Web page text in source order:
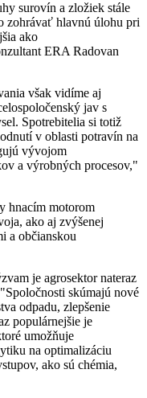
surovín a zložiek stále
zohrávať hlavnú úlohu pri
ako
ERA Radovan
však vidíme aj
jav s
Spotrebitelia si totiž
v oblasti potravín na
vývojom
a výrobných procesov,"
hnacím motorom
ako aj zvýšenej
a občianskou
je agrosektor nateraz
skúmajú nové
odpadu, zlepšenie
populárnejšie je
umožňuje
na optimalizáciu
ako sú chémia,